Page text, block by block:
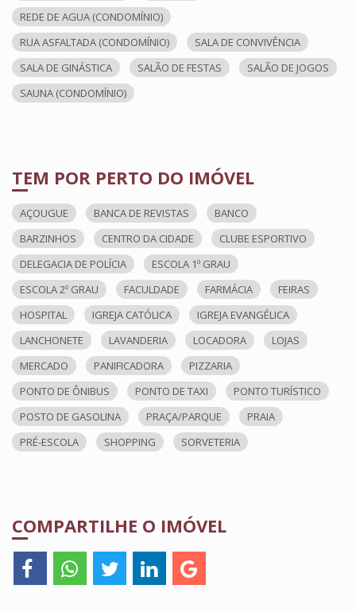
REDE DE AGUA (CONDOMÍNIO)
RUA ASFALTADA (CONDOMÍNIO)
SALA DE CONVIVÊNCIA
SALA DE GINÁSTICA
SALÃO DE FESTAS
SALÃO DE JOGOS
SAUNA (CONDOMÍNIO)
TEM POR PERTO DO IMÓVEL
AÇOUGUE BANCA DE REVISTAS
BANCO
BARZINHOS
CENTRO DA CIDADE
CLUBE ESPORTIVO
DELEGACIA DE POLÍCIA
ESCOLA 1º GRAU
ESCOLA 2º GRAU
FACULDADE FARMÁCIA
FEIRAS
HOSPITAL
IGREJA CATÓLICA
IGREJA EVANGÉLICA
LANCHONETE
LAVANDERIA LOCADORA
LOJAS
MERCADO
PANIFICADORA
PIZZARIA
PONTO DE ÔNIBUS
PONTO DE TAXI
PONTO TURÍSTICO
POSTO DE GASOLINA
PRAÇA/PARQUE
PRAIA
PRÉ-ESCOLA
SHOPPING SORVETERIA
COMPARTILHE O IMÓVEL